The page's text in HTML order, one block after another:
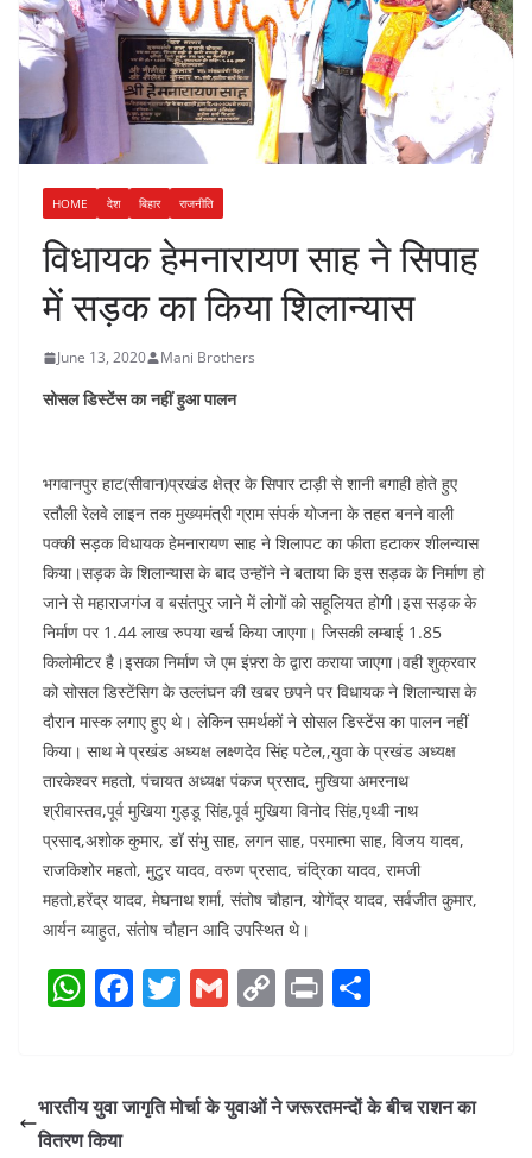
HOME देश बिहार राजनीति
विधायक हेमनारायण साह ने सिपाह
में सड़क का किया शिलान्यास
June 13, 2020 Mani Brothers
सोसल डिस्टेंस का नहीं हुआ पालन
भगवानपुर हाट(सीवान)प्रखंड क्षेत्र के सिपार टाड़ी से शानी बगाही होते हुए
रतौली रेलवे लाइन तक मुख्यमंत्री ग्राम संपर्क योजना के तहत बनने वाली
पक्की सड़क विधायक हेमनारायण साह ने शिलापट का फीता हटाकर शीलन्यास
किया।सड़क के शिलान्यास के बाद उन्होंने ने बताया कि इस सड़क के निर्माण हो
जाने से महाराजगंज व बसंतपुर जाने में लोगों को सहूलियत होगी।इस सड़क के
निर्माण पर 1.44 लाख रुपया खर्च किया जाएगा। जिसकी लम्बाई 1.85
किलोमीटर है।इसका निर्माण जे एम इंफ़्रा के द्वारा कराया जाएगा।वही शुक्रवार
को सोसल डिस्टेंसिग के उल्लंघन की खबर छपने पर विधायक ने शिलान्यास के
दौरान मास्क लगाए हुए थे। लेकिन समर्थकों ने सोसल डिस्टेंस का पालन नहीं
किया। साथ मे प्रखंड अध्यक्ष लक्ष्णदेव सिंह पटेल,,युवा के प्रखंड अध्यक्ष
तारकेश्वर महतो, पंचायत अध्यक्ष पंकज प्रसाद, मुखिया अमरनाथ
श्रीवास्तव,पूर्व मुखिया गुड्डू सिंह,पूर्व मुखिया विनोद सिंह,पृथ्वी नाथ
प्रसाद,अशोक कुमार, डॉ संभु साह, लगन साह, परमात्मा साह, विजय यादव,
राजकिशोर महतो, मुटुर यादव, वरुण प्रसाद, चंद्रिका यादव, रामजी
महतो,हरेंद्र यादव, मेघनाथ शर्मा, संतोष चौहान, योगेंद्र यादव, सर्वजीत कुमार,
आर्यन ब्याहुत, संतोष चौहान आदि उपस्थित थे।
W
s
A
F
e
T
er
G
l
C
y
Pr
e
भारतीय युवा जागृति मोर्चा के युवाओं ने जरूरतमन्दों के बीच राशन का
वितरण किया